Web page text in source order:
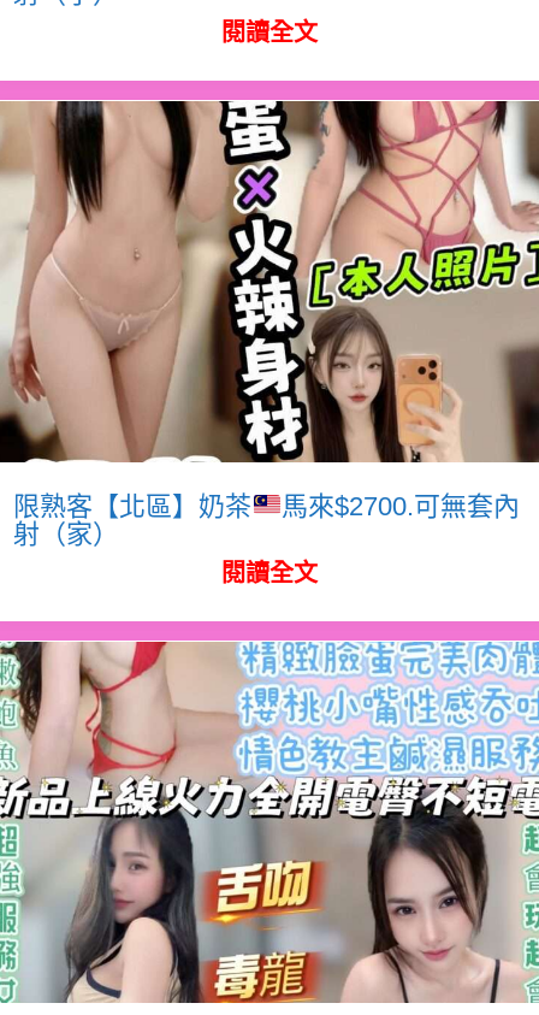
閱讀全文
限熟客【北區】奶茶
馬來$2700.可無套內
射（家）
閱讀全文